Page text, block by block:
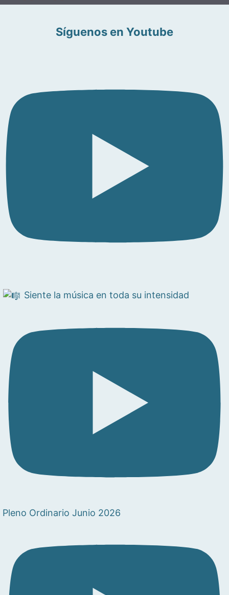
Síguenos en Youtube
Siente la música en toda su intensidad
Pleno Ordinario Junio 2026